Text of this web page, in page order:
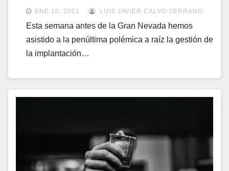
ENE 10, 2021 LUIS JAVIER CALVO SERRANO
Esta semana antes de la Gran Nevada hemos
asistido a la penúltima polémica a raíz la gestión de
la implantación…